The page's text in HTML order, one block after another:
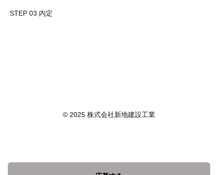
STEP 03 内定
© 2025 株式会社新地建設工業